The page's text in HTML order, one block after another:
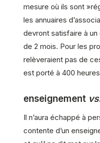
mesure où ils sont
les annuaires
devront satisfaire à
de 2 mois. Pour les
relèveraient pas de
est porté à 400
enseignement vs
Il n’aura échappé à
contente d’un